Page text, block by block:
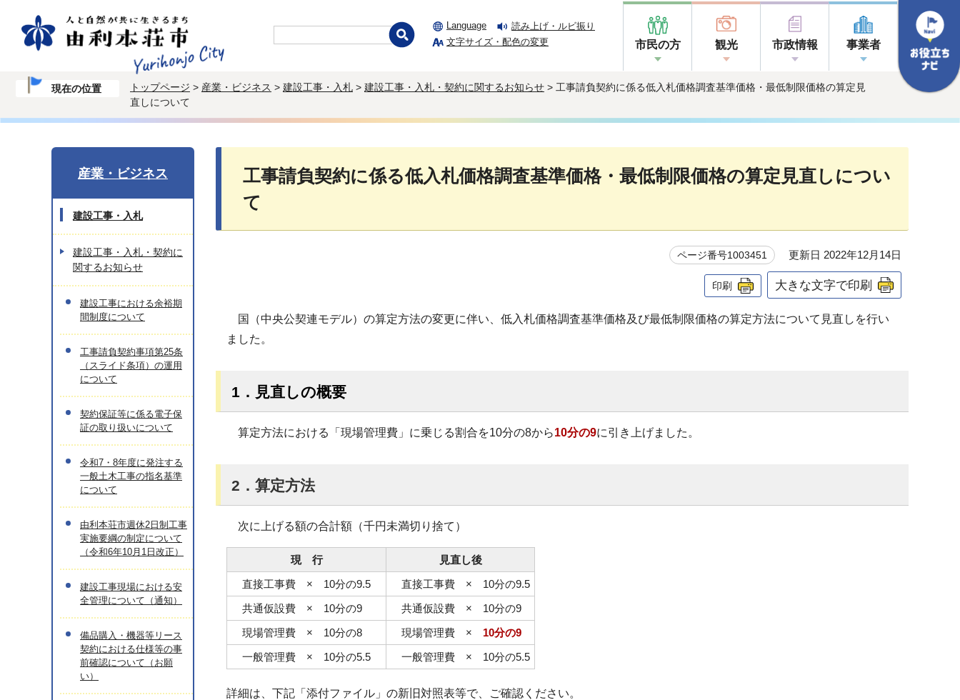
Language
読み上げ・ルビ振り
文字サイズ・配色の変更
市民の方 観光 市政情報 事業者
現在の位置 トップページ > 産業・ビジネス > 建設工事・入札 > 建設工事・入札・契約に関するお知らせ > 工事請負契約に係る低入札価格調査基準価格・最低制限価格の算定見
直しについて
工事請負契約に係る低入札価格調査基準価格・最低制限価格の算定見直しについ
て
ページ番号1003451 更新日 2022年12月14日
印刷 大きな文字で印刷
国（中央公契連モデル）の算定方法の変更に伴い、低入札価格調査基準価格及び最低制限価格の算定方法について見直しを行い
ました。
1．見直しの概要
算定方法における「現場管理費」に乗じる割合を10分の8から10分の9に引き上げました。
2．算定方法
次に上げる額の合計額（千円未満切り捨て）
現 行
見直し後
直接工事費 × 10分の9.5
直接工事費 × 10分の9.5
共通仮設費 × 10分の9
共通仮設費 × 10分の9
現場管理費 × 10分の8
現場管理費 × 10分の9
一般管理費 × 10分の5.5
一般管理費 × 10分の5.5
詳細は、下記「添付ファイル」の新旧対照表等で、ご確認ください。
産業・ビジネス
建設工事・入札
建設工事・入札・契約に
関するお知らせ
建設工事における余裕期
間制度について
工事請負契約事項第25条
（スライド条項）の運用
について
契約保証等に係る電子保
証の取り扱いについて
令和7・8年度に発注する
一般土木工事の指名基準
について
由利本荘市週休2日制工事
実施要綱の制定について
（令和6年10月1日改正）
建設工事現場における安
全管理について（通知）
備品購入・機器等リース
契約における仕様等の事
前確認について（お願
い）